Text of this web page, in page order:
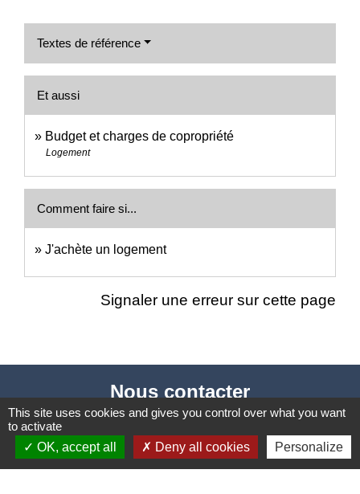
Textes de référence
Et aussi
Budget et charges de copropriété
Logement
Comment faire si...
J'achète un logement
Signaler une erreur sur cette page
Nous contacter
Commune de Puylaurens
1 rue de la Mairie
81700 Puylaurens - FRANCE
This site uses cookies and gives you control over what you want
to activate
OK, accept all
Deny all cookies Personalize